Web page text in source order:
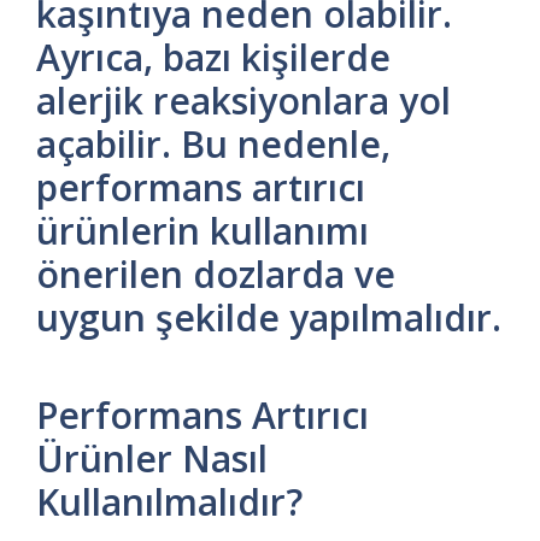
kaşıntıya neden olabilir.
Ayrıca, bazı kişilerde
alerjik reaksiyonlara yol
açabilir. Bu nedenle,
performans artırıcı
ürünlerin kullanımı
önerilen dozlarda ve
uygun şekilde yapılmalıdır.
Performans Artırıcı
Ürünler Nasıl
Kullanılmalıdır?